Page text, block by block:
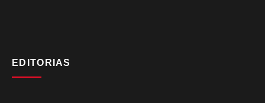
EDITORIAS